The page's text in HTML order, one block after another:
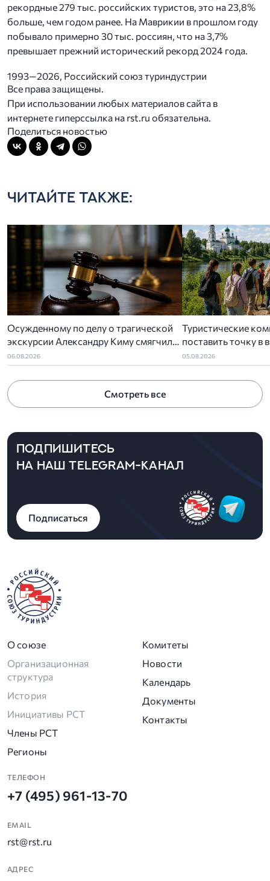
рекордные 279 тыс. российских туристов, это на 23,8%
больше, чем годом ранее. На Маврикии в прошлом году
побывало примерно 30 тыс. россиян, что на 3,7%
превышает прежний исторический рекорд 2024 года.
1993—2026, Российский союз туриндустрии
Все права защищены.
При использовании любых материалов сайта в
интернете гиперссылка на rst.ru обязательна.
Поделиться новостью
ЧИТАЙТЕ ТАКЖЕ:
Осужденному по делу о трагической
экскурсии Александру Киму смягчили
приговор
06.08.2026
Туристические
поставить точку в
детского
05.08.2026
Смотреть все
ПОДПИШИТЕСЬ
НА НАШ TELEGRAM-КАНАЛ
Подписаться
О союзе
Организационная
структура
История
Инициативы РСТ
Члены РСТ
Регионы
Комитеты
Новости
Календарь
Документы
Контакты
ТЕЛЕФОН
+7 (495) 961-13-70
EMAIL
rst@rst.ru
АДРЕС